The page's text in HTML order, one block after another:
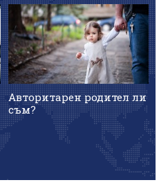
Авторитарен родител ли
съм?